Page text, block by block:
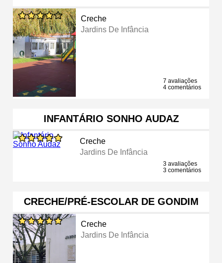
Creche
Jardins De Infância
7 avaliações
4 comentários
INFANTÁRIO SONHO AUDAZ
Creche
Jardins De Infância
3 avaliações
3 comentários
CRECHE/PRÉ-ESCOLAR DE GONDIM
Creche
Jardins De Infância